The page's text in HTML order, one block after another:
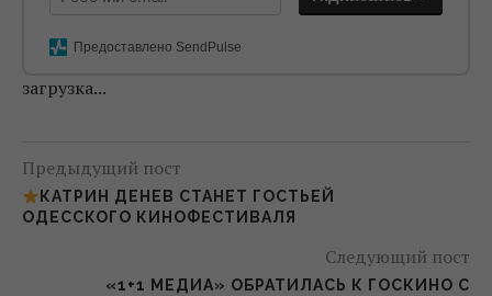
Предоставлено SendPulse
загрузка...
Предыдущий пост
КАТРИН ДЕНЕВ СТАНЕТ ГОСТЬЕЙ
ОДЕССКОГО КИНОФЕСТИВАЛЯ
Следующий пост
«1+1 МЕДИА» ОБРАТИЛАСЬ К ГОСКИНО С